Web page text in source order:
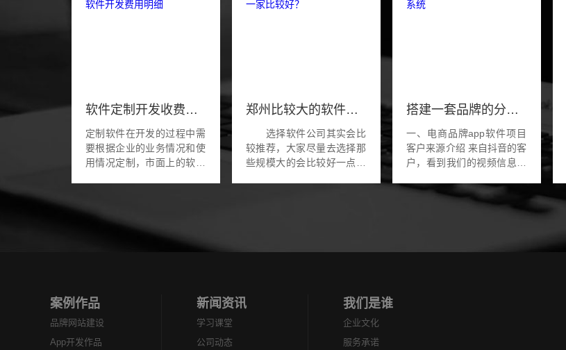
软件定制开发收费标准-软件开发费用明细
定制软件在开发的过程中需
要根据企业的业务情况和使
用情况定制，市面上的软件
发之前软件开发公司对...
郑州比较大的软件公司哪一家比较好？
选择软件公司其实会比
较推荐，大家尽量去选择那
些规模大的会比较好一点，
搭建一套品牌的分销商城系统
一、电商品牌app软件项目
客户来源介绍 来自抖音的客
户，看到我们的视频信息，
经验，自己也想做一款品牌
形象的商城软件。大概的需
案例作品
品牌网站建设
App开发作品
新闻资讯
学习课堂
公司动态
我们是谁
企业文化
服务承诺